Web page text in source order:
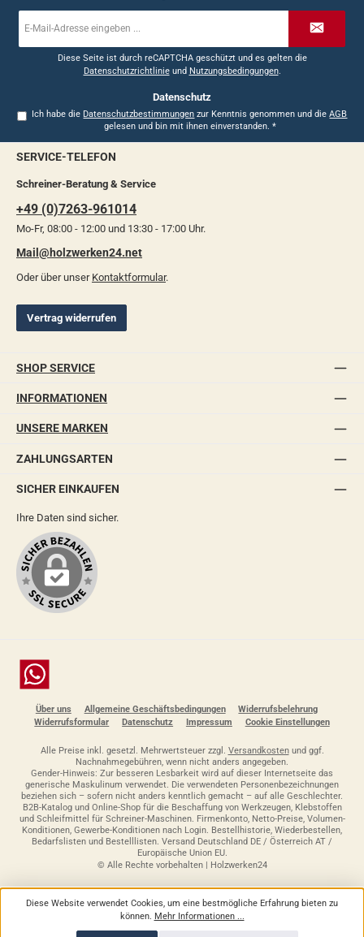
Mail-
Diese Seite ist durch reCAPTCHA geschützt und es gelten die
Datenschutzrichtlinieund Nutzungsbedingungen.
Datenschutz
Ich habe die Datenschutzbestimmungen zur Kenntnis genommen und dieAGB
gelesen und bin mit ihnen einverstanden. *
SERVICE-TELEFON
Schreiner-Beratung & Service
+49 (0)7263-961014
Mo-Fr, 08:00 - 12:00 und 13:30 - 17:00 Uhr.
Mail@holzwerken24.net
Oder über unser Kontaktformular.
Vertrag widerrufen
SHOP SERVICE
INFORMATIONEN
UNSERE MARKEN
ZAHLUNGSARTEN
SICHER EINKAUFEN
Ihre Daten sind sicher.
Chat
Über uns Allgemeine Geschäftsbedingungen
Widerrufsbelehrung
Widerrufsformular
Datenschutz Impressum Cookie Einstellungen
Alle Preise inkl. gesetzl. Mehrwertsteuer zzgl. Versandkostenund ggf.
Nachnahmegebühren, wenn nicht anders angegeben.
Gender-Hinweis: Zur besseren Lesbarkeit wird auf dieser Internetseite das
generische Maskulinum verwendet. Die verwendeten Personenbezeichnungen
beziehen sich – sofern nicht anders kenntlich gemacht – auf alle Geschlechter.
B2B-Katalog und Online-Shop für die Beschaffung von Werkzeugen, Klebstoffen
und Schleifmittel für Schreiner-Maschinen. Firmenkonto, Netto-Preise, Volumen-
Konditionen, Gewerbe-Konditionen nach Login. Bestellhistorie, Wiederbestellen,
Bedarfslisten und Bestelllisten. Versand Deutschland DE / Österreich AT /
Europäische Union EU.
© Alle Rechte vorbehalten | Holzwerken24
Diese Website verwendet Cookies, um eine bestmögliche Erfahrung bieten zu
können. Mehr Informationen ...